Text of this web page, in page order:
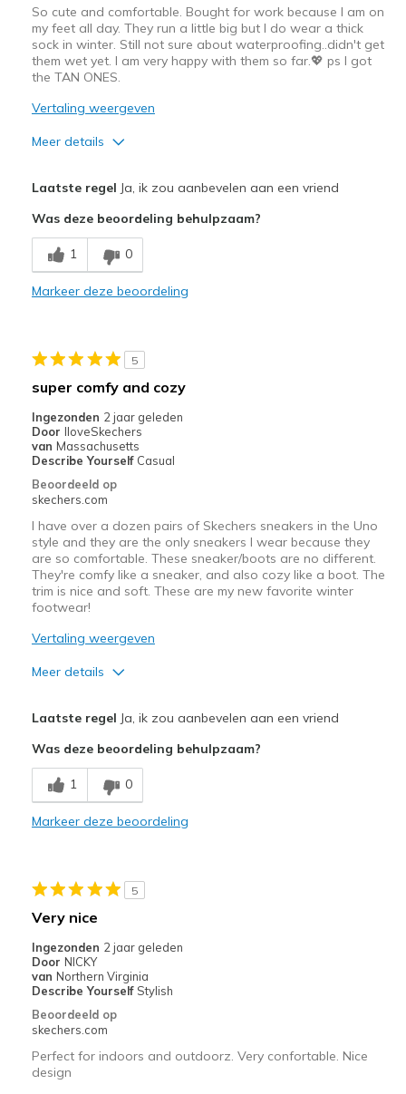
View On Shoes
Shoes are for Wearing
So cute and comfortable. Bought for work because I am on
my feet all day. They run a little big but I do wear a thick
sock in winter. Still not sure about waterproofing..didn't get
them wet yet. I am very happy with them so far.💖 ps I got
the TAN ONES.
Vertaling weergeven
Meer details
Comfortable
Stylish
Work
Width
Feels true to width
Sizing
View On Shoes
Shoes are for Wearing
Laatste regel Ja, ik zou aanbevelen aan een vriend
Was deze beoordeling behulpzaam?
1 0
Markeer deze beoordeling
5
super comfy and cozy
Ingezonden 2 jaar geleden
Door IloveSkechers
van Massachusetts
Describe Yourself Casual
Beoordeeld op
skechers.com
I have over a dozen pairs of Skechers sneakers in the Uno
style and they are the only sneakers I wear because they
are so comfortable. These sneaker/boots are no different.
They're comfy like a sneaker, and also cozy like a boot. The
trim is nice and soft. These are my new favorite winter
footwear!
Vertaling weergeven
Meer details
Comfortable
Stylish
View On Shoes
I'm Really Into Shoes
Laatste regel Ja, ik zou aanbevelen aan een vriend
Was deze beoordeling behulpzaam?
1 0
Markeer deze beoordeling
5
Very nice
Ingezonden 2 jaar geleden
Door NICKY
van Northern Virginia
Describe Yourself Stylish
Beoordeeld op
skechers.com
Perfect for indoors and outdoorz. Very confortable. Nice
design